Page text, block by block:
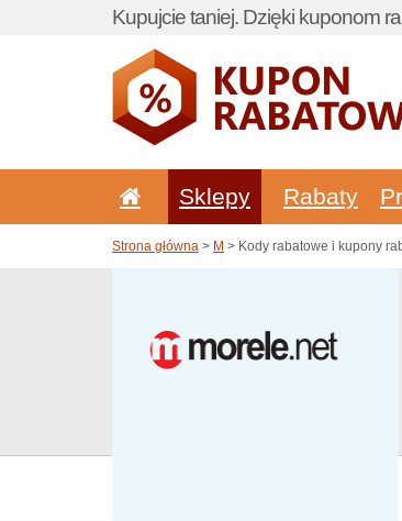
Kupujcie taniej. Dzięki kuponom
Sklepy Rabaty
Strona główna > M > Kody rabatowe i kupony